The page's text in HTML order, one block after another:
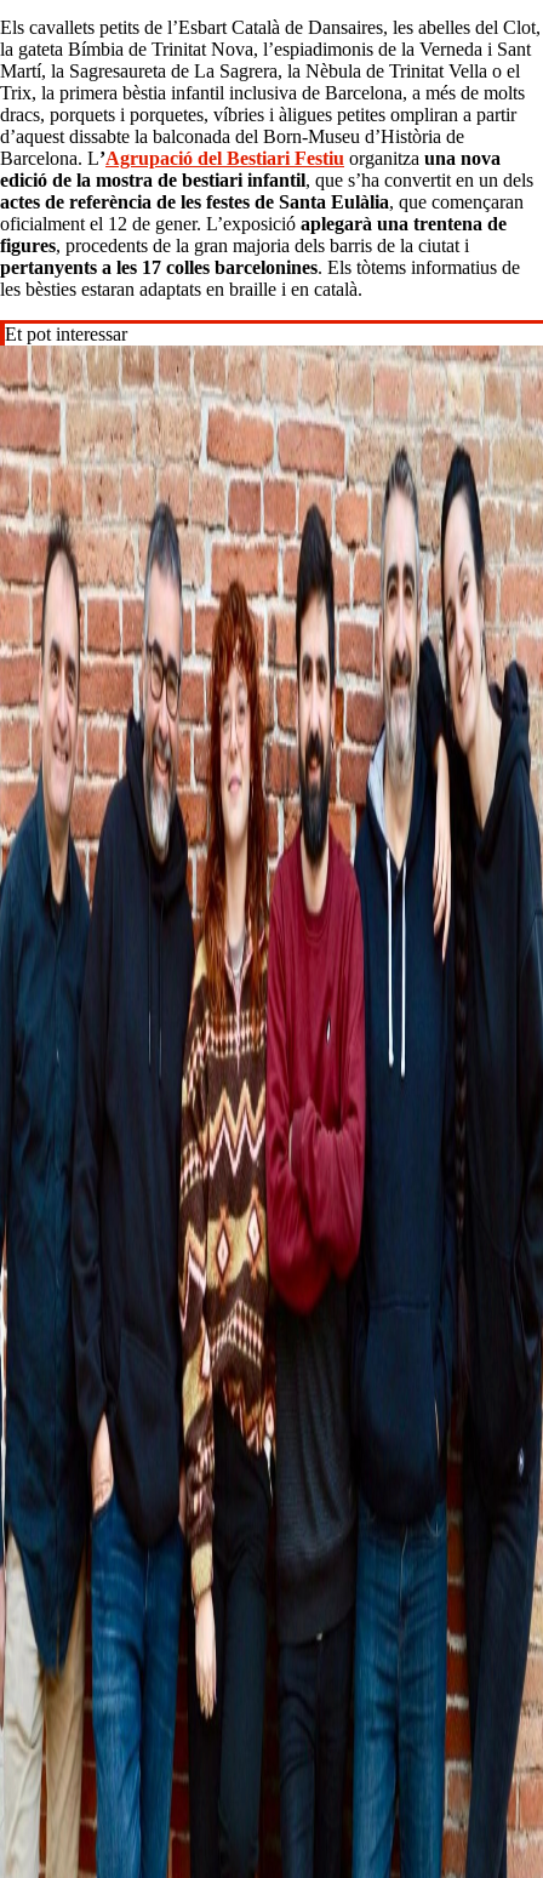
Els cavallets petits de l’Esbart Català de Dansaires, les abelles del Clot,
la gateta Bímbia de Trinitat Nova, l’espiadimonis de la Verneda i Sant
Martí, la Sagresaureta de La Sagrera, la Nèbula de Trinitat Vella o el
Trix, la primera bèstia infantil inclusiva de Barcelona, a més de molts
dracs, porquets i porquetes, víbries i àligues petites ompliran a partir
d’aquest dissabte la balconada del Born-Museu d’Història de
Barcelona. L’Agrupació del Bestiari Festiu organitza una nova
edició de la mostra de bestiari infantil, que s’ha convertit en un dels
actes de referència de les festes de Santa Eulàlia, que començaran
oficialment el 12 de gener. L’exposició aplegarà una trentena de
figures, procedents de la gran majoria dels barris de la ciutat i
pertanyents a les 17 colles barcelonines. Els tòtems informatius de
les bèsties estaran adaptats en braille i en català.
Et pot interessar